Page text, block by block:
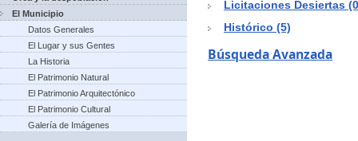
El Municipio
Datos Generales
El Lugar y sus Gentes
La Historia
El Patrimonio Natural
El Patrimonio Arquitectónico
El Patrimonio Cultural
Galería de Imágenes
Licitaciones Desiertas
Histórico (5)
Búsqueda Avanzada